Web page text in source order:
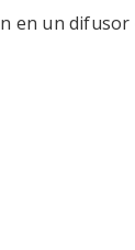
en un